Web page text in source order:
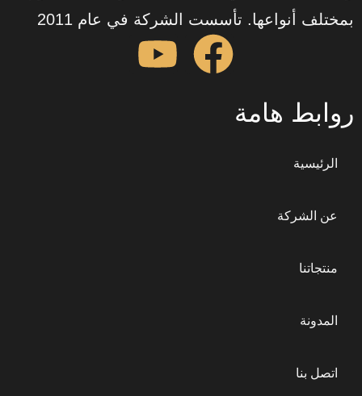
بمختلف أنواعها. تأسست الشركة في عام 2011
روابط هامة
الرئيسية
عن الشركة
منتجاتنا
المدونة
اتصل بنا